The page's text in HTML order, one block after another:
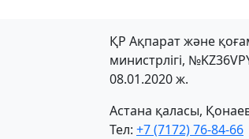
ҚР Ақпарат және
министрлігі,
08.01.2020 ж.
Астана қаласы,
Тел: +7 (7172) 76-84-66